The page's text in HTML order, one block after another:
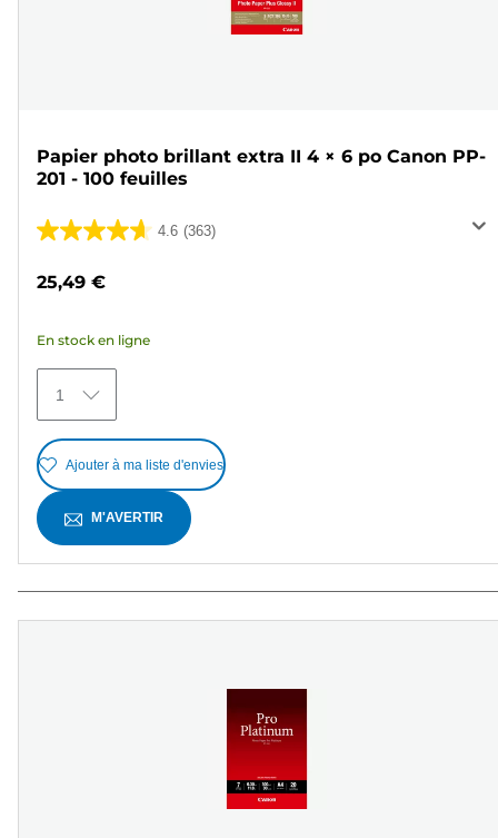
Papier photo brillant extra II 4 × 6 po Canon PP-
201 - 100 feuilles
4.6 (363)
4.6
363
avis
25,49 €
En stock en ligne
1
Ajouter à ma liste d'envies
M'AVERTIR